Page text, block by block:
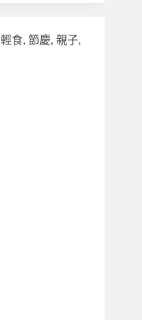
輕食, 節慶, 親子,